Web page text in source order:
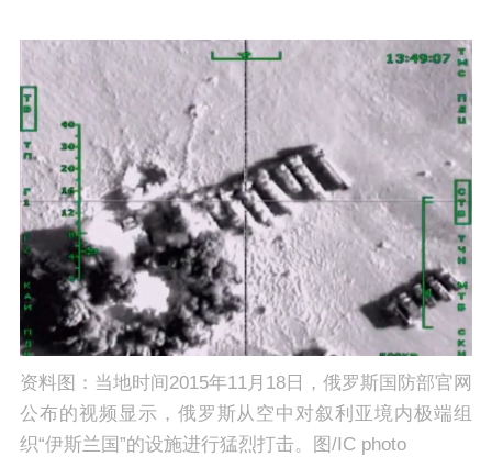
资料图：当地时间2015年11月18日，俄罗斯国防部官网
公布的视频显示，俄罗斯从空中对叙利亚境内极端组
织“伊斯兰国”的设施进行猛烈打击。图/IC photo